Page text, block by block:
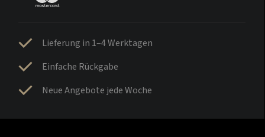
Lieferung in 1–4 Werktagen
Einfache Rückgabe
Neue Angebote jede Woche